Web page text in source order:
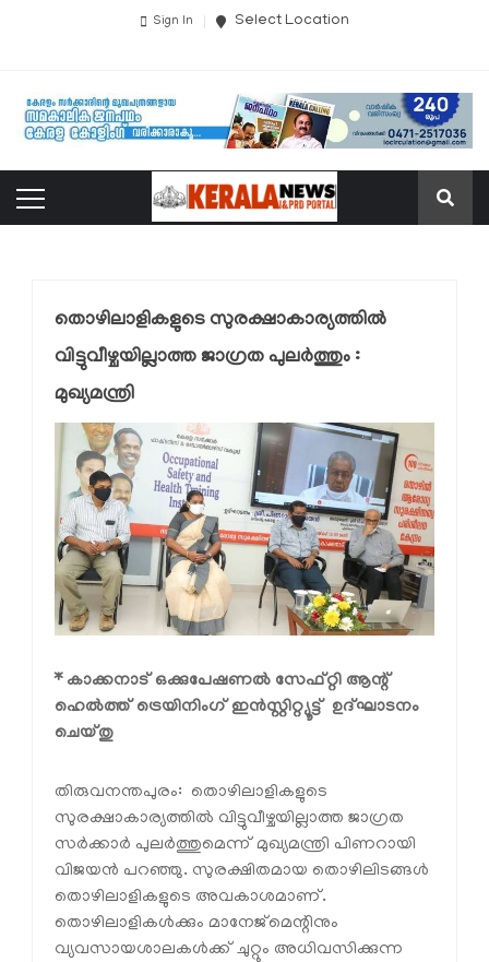
Sign In Select Location
തൊഴിലാളികളുടെ സുരക്ഷാകാര്യത്തില്‍
വിട്ടുവീഴ്ചയില്ലാത്ത ജാഗ്രത പുലര്‍ത്തും :
മുഖ്യമന്ത്രി
* കാക്കനാട് ഒക്കുപേഷണല്‍ സേഫ്റ്റി ആന്റ്
ഹെല്‍ത്ത് ട്രെയിനിംഗ് ഇന്‍സ്റ്റിറ്റ്യൂട്ട് ഉദ്ഘാടനം
ചെയ്തു
തിരുവനന്തപുരം: തൊഴിലാളികളുടെ
സുരക്ഷാകാര്യത്തില്‍ വിട്ടുവീഴ്ചയില്ലാത്ത ജാഗ്രത
സര്‍ക്കാര്‍ പുലര്‍ത്തുമെന്ന് മുഖ്യമന്ത്രി പിണറായി
വിജയന്‍ പറഞ്ഞു. സുരക്ഷിതമായ തൊഴിലിടങ്ങള്‍
തൊഴിലാളികളുടെ അവകാശമാണ്.
തൊഴിലാളികള്‍ക്കും മാനേജ്‌മെന്റിനും
വ്യവസായശാലകള്‍ക്ക് ചുറ്റും അധിവസിക്കുന്ന